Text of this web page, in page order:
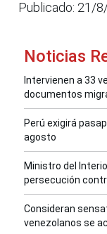
Publicado: 21/
Noticias
Intervienen a 33
documentos
Perú exigirá
agosto
Ministro del
persecución
Consideran
venezolanos se